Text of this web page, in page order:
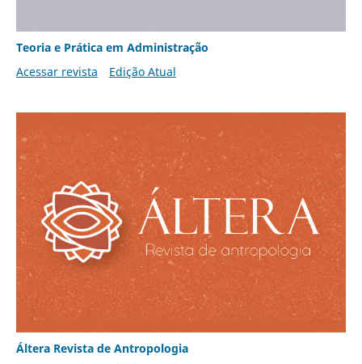
Teoria e Prática em Administração
Acessar revista
Edição Atual
Áltera Revista de Antropologia